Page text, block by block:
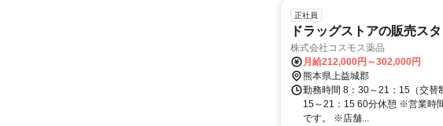
正社員
ドラッグストアの販売ス
株式会社コスモス薬品
月給212,000円～302,000円
熊本県上益城郡
勤務時間 8：30～21：15（交替
15～21：15 60分休憩 ※営業時
です。 ※店舗...